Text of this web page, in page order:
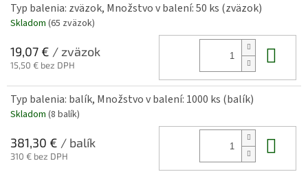
Typ balenia: zväzok, Množstvo v balení: 50 ks (zväzok)
Skladom (65 zväzok)
19,07 € / zväzok
15,50 € bez DPH
Typ balenia: balík, Množstvo v balení: 1000 ks (balík)
Skladom (8 balík)
381,30 € / balík
310 € bez DPH